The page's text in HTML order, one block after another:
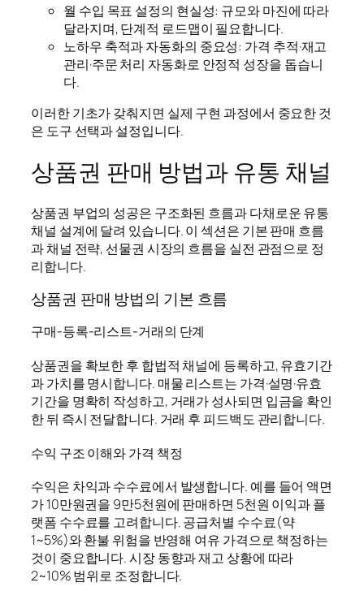
월 수입 목표 설정의 현실성: 규모와 마진에 따라
달라지며, 단계적 로드맵이 필요합니다.
노하우 축적과 자동화의 중요성: 가격 추적·재고
관리·주문 처리 자동화로 안정적 성장을 돕습니
다.
이러한 기초가 갖춰지면 실제 구현 과정에서 중요한 것
은 도구 선택과 설정입니다.
상품권 판매 방법과 유통 채널
상품권 부업의 성공은 구조화된 흐름과 다채로운 유통
채널 설계에 달려 있습니다. 이 섹션은 기본 판매 흐름
과 채널 전략, 선물권 시장의 흐름을 실전 관점으로 정
리합니다.
상품권 판매 방법의 기본 흐름
구매-등록-리스트-거래의 단계
상품권을 확보한 후 합법적 채널에 등록하고, 유효기간
과 가치를 명시합니다. 매물 리스트는 가격·설명·유효
기간을 명확히 작성하고, 거래가 성사되면 입금을 확인
한 뒤 즉시 전달합니다. 거래 후 피드백도 관리합니다.
수익 구조 이해와 가격 책정
수익은 차익과 수수료에서 발생합니다. 예를 들어 액면
가 10만원권을 9만5천원에 판매하면 5천원 이익과 플
랫폼 수수료를 고려합니다. 공급처별 수수료(약
1~5%)와 환불 위험을 반영해 여유 가격으로 책정하는
것이 중요합니다. 시장 동향과 재고 상황에 따라
2~10% 범위로 조정합니다.